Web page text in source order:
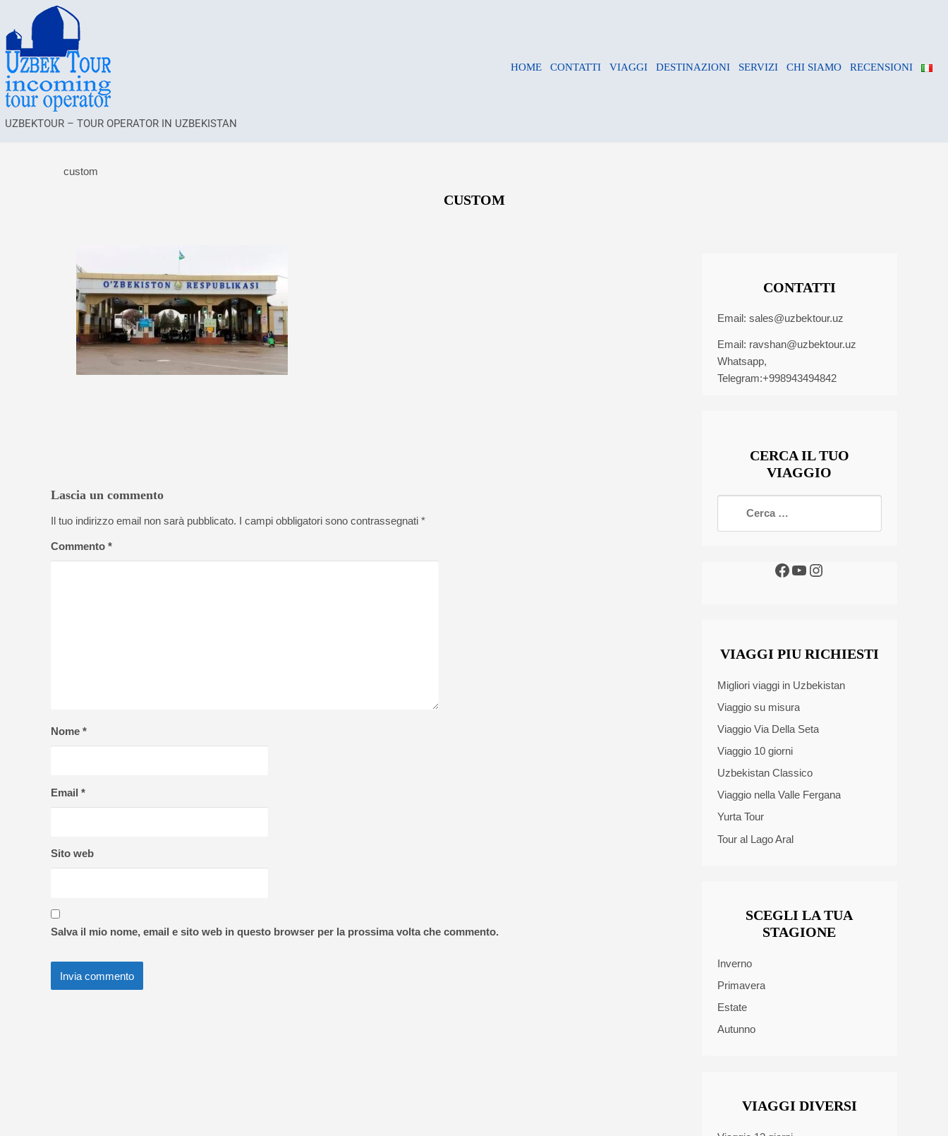
UZBEKTOUR – TOUR OPERATOR IN UZBEKISTAN
HOME CONTATTI VIAGGI DESTINAZIONI SERVIZI CHI SIAMO RECENSIONI
custom
CUSTOM
Lascia un commento
Il tuo indirizzo email non sarà pubblicato. I campi obbligatori sono contrassegnati *
Commento *
Nome *
Email *
Sito web
Salva il mio nome, email e sito web in questo browser per la prossima volta che commento.
CONTATTI
Email: sales@uzbektour.uz
Email: ravshan@uzbektour.uz
Whatsapp,
Telegram:+998943494842
CERCA IL TUO
VIAGGIO
VIAGGI PIU RICHIESTI
Migliori viaggi in Uzbekistan
Viaggio su misura
Viaggio Via Della Seta
Viaggio 10 giorni
Uzbekistan Classico
Viaggio nella Valle Fergana
Yurta Tour
Tour al Lago Aral
SCEGLI LA TUA
STAGIONE
Inverno
Primavera
Estate
Autunno
VIAGGI DIVERSI